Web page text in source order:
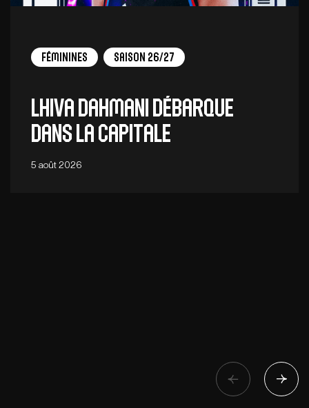
Féminines Saison 26/27
Lhiva Dahmani débarque
dans la capitale
5 août 2026